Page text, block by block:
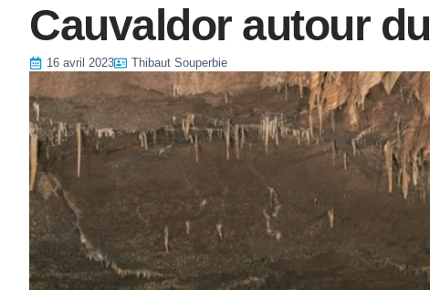
Cauvaldor autour
16 avril 2023 Thibaut Souperbie